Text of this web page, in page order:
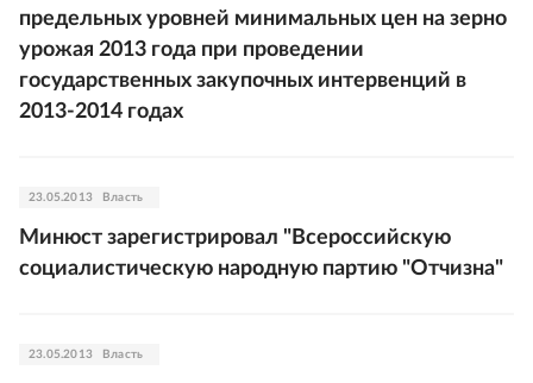
предельных уровней минимальных цен на зерно
урожая 2013 года при проведении
государственных закупочных интервенций в
2013-2014 годах
23.05.2013 Власть
Минюст зарегистрировал "Всероссийскую
социалистическую народную партию "Отчизна"
23.05.2013 Власть